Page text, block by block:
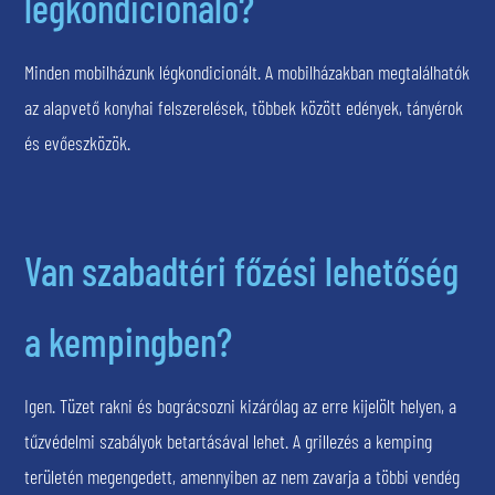
Minden mobilházunk légkondicionált. A mobilházakban megtalálhatók
az alapvető konyhai felszerelések, többek között edények, tányérok
és evőeszközök.
Van szabadtéri főzési lehetőség
a kempingben?
Igen. Tüzet rakni és bográcsozni kizárólag az erre kijelölt helyen, a
tűzvédelmi szabályok betartásával lehet. A grillezés a kemping
területén megengedett, amennyiben az nem zavarja a többi vendég